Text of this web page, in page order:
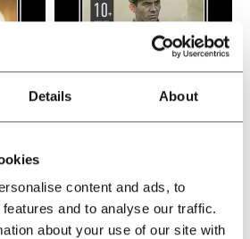
Details About
content and ads, to
and to analyse our traffic.
about your use of our site with
Johnny
Dogs Ultimate Card
Auf Lager